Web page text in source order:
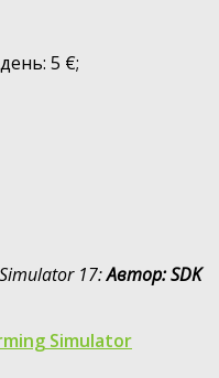
5 €;
17:Автор: SDK
Simulator